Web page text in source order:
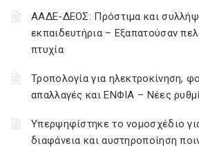
ΑΑΔΕ-ΔΕΟΣ: Πρόστιμα και
εκπαιδευτήρια – Εξαπατούσαν
πτυχία
Τροπολογία για ηλεκτροκίνηση,
απαλλαγές και ΕΝΦΙΑ – Νέες
Υπερψηφίστηκε το νομοσχέδιο
διαφάνεια και αυστηροποίηση